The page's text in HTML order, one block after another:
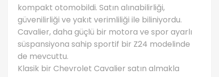
kompakt otomobildi. Satın alınabilirliği,
güvenilirliği ve yakıt verimliliği ile biliniyordu.
Cavalier, daha güçlü bir motora ve spor ayarlı
süspansiyona sahip sportif bir Z24 modelinde
de mevcuttu.
Klasik bir Chevrolet Cavalier satın almakla